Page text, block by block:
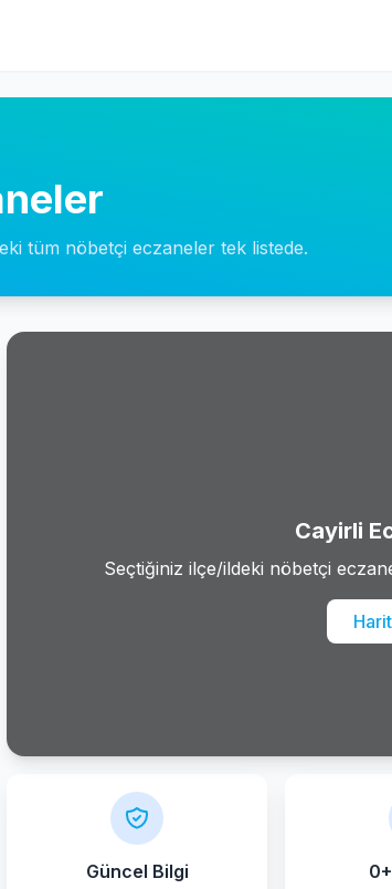
tüm nöbetçi eczaneler tek listede.
Cayirli
Seçtiğiniz ilçe/ildeki nöbetçi
Güncel Bilgi